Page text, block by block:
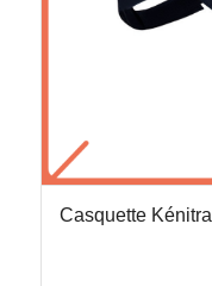
Casquette Kénitra